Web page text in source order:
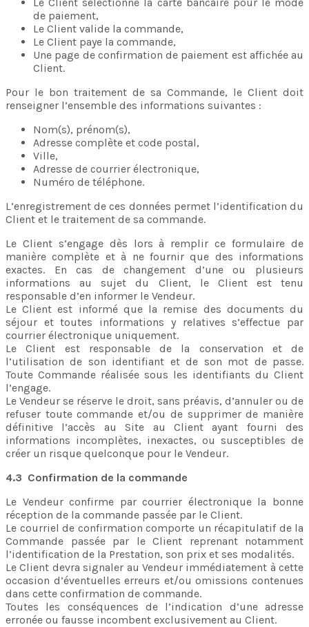
de paiement,
Le Client valide la commande,
Le Client paye la commande,
Une page de confirmation de paiement est affichée au
Client.
Pour le bon traitement de sa Commande, le Client doit
renseigner l’ensemble des informations suivantes :
Nom(s), prénom(s),
Adresse complète et code postal,
Ville,
Adresse de courrier électronique,
Numéro de téléphone.
L’enregistrement de ces données permet l’identification du
Client et le traitement de sa commande.
Le Client s’engage dès lors à remplir ce formulaire de
manière complète et à ne fournir que des informations
exactes. En cas de changement d’une ou plusieurs
informations au sujet du Client, le Client est tenu
responsable d’en informer le Vendeur.
Le Client est informé que la remise des documents du
séjour et toutes informations y relatives s’effectue par
courrier électronique uniquement.
Le Client est responsable de la conservation et de
l’utilisation de son identifiant et de son mot de passe.
Toute Commande réalisée sous les identifiants du Client
l’engage.
Le Vendeur se réserve le droit, sans préavis, d’annuler ou de
refuser toute commande et/ou de supprimer de manière
définitive l’accès au Site au Client ayant fourni des
informations incomplètes, inexactes, ou susceptibles de
créer un risque quelconque pour le Vendeur.
4.3 Confirmation de la commande
Le Vendeur confirme par courrier électronique la bonne
réception de la commande passée par le Client.
Le courriel de confirmation comporte un récapitulatif de la
Commande passée par le Client reprenant notamment
l’identification de la Prestation, son prix et ses modalités.
Le Client devra signaler au Vendeur immédiatement à cette
occasion d’éventuelles erreurs et/ou omissions contenues
dans cette confirmation de commande.
Toutes les conséquences de l’indication d’une adresse
erronée ou fausse incombent exclusivement au Client.